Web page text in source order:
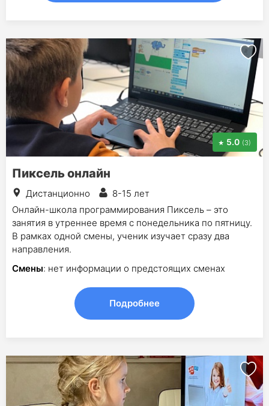
5.0 (3)
Пиксель онлайн
Дистанционно
8-15 лет
Онлайн-школа программирования Пиксель – это
занятия в утреннее время с понедельника по пятницу.
В рамках одной смены, ученик изучает сразу два
направления.
Смены: нет информации о предстоящих сменах
Подробнее